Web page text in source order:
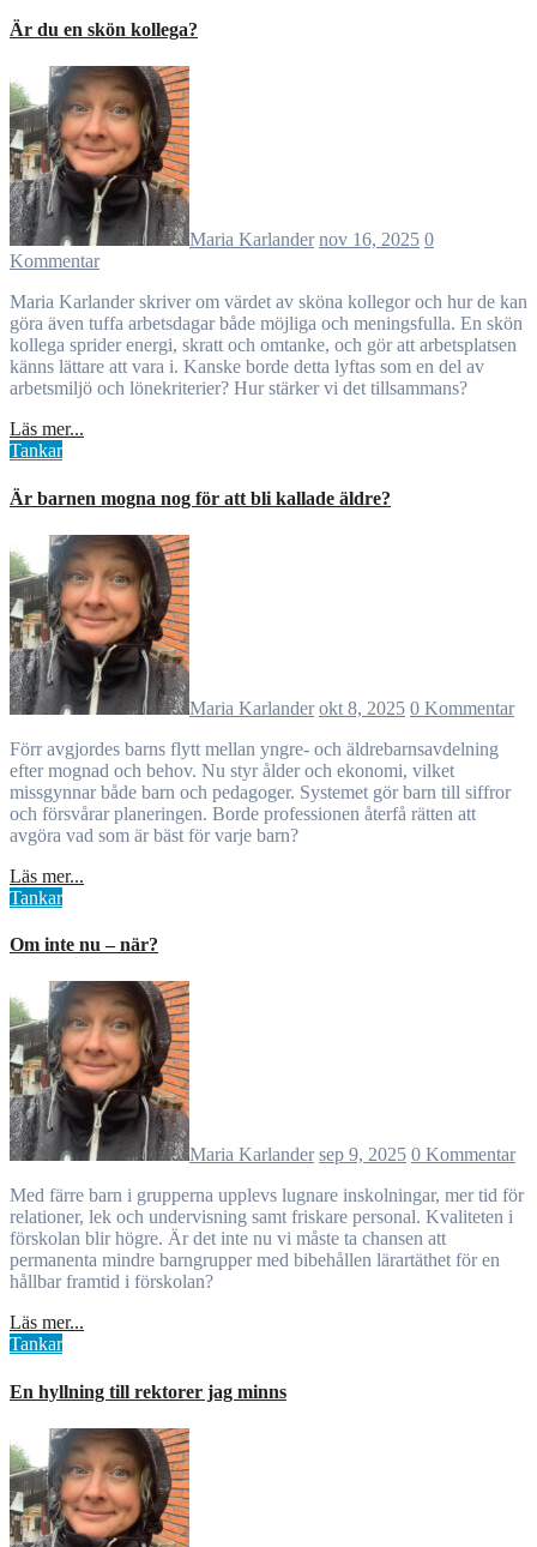
Är du en skön kollega?
Maria Karlander nov 16, 2025 0
Kommentar
Maria Karlander skriver om värdet av sköna kollegor och hur de kan
göra även tuffa arbetsdagar både möjliga och meningsfulla. En skön
kollega sprider energi, skratt och omtanke, och gör att arbetsplatsen
känns lättare att vara i. Kanske borde detta lyftas som en del av
arbetsmiljö och lönekriterier? Hur stärker vi det tillsammans?
Läs mer...
Tankar
Är barnen mogna nog för att bli kallade äldre?
Maria Karlander okt 8, 2025 0 Kommentar
Förr avgjordes barns flytt mellan yngre- och äldrebarnsavdelning
efter mognad och behov. Nu styr ålder och ekonomi, vilket
missgynnar både barn och pedagoger. Systemet gör barn till siffror
och försvårar planeringen. Borde professionen återfå rätten att
avgöra vad som är bäst för varje barn?
Läs mer...
Tankar
Om inte nu – när?
Maria Karlander sep 9, 2025 0 Kommentar
Med färre barn i grupperna upplevs lugnare inskolningar, mer tid för
relationer, lek och undervisning samt friskare personal. Kvaliteten i
förskolan blir högre. Är det inte nu vi måste ta chansen att
permanenta mindre barngrupper med bibehållen lärartäthet för en
hållbar framtid i förskolan?
Läs mer...
Tankar
En hyllning till rektorer jag minns